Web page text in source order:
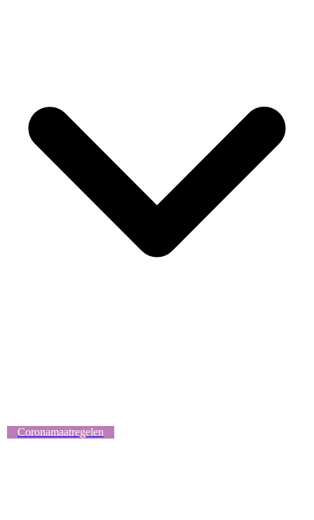
Coronamaatregelen